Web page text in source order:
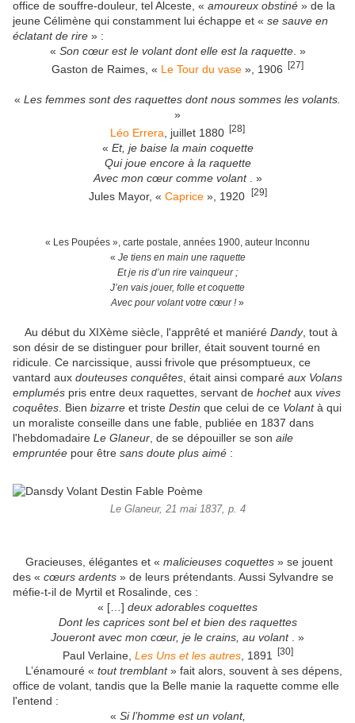
office de souffre-douleur, tel Alceste, « amoureux obstiné » de la
jeune Célimène qui constamment lui échappe et « se sauve en
éclatant de rire » :
« Son cœur est le volant dont elle est la raquette. »
Gaston de Raimes, « Le Tour du vase », 1906 [27]
« Les femmes sont des raquettes dont nous sommes les volants.
»
Léo Errera , juillet 1880 [28]
« Et, je baise la main coquette
Qui joue encore à la raquette
Avec mon cœur comme volant. »
Jules Mayor, « Caprice», 1920 [29]
« Les Poupées », carte postale, années 1900, auteur Inconnu
« Je tiens en main une raquette
Et je ris d’un rire vainqueur ;
J’en vais jouer, folle et coquette
Avec pour volant votre cœur !»
Au début du XIXème siècle, l'apprêté et maniéré Dandy, tout à
son désir de se distinguer pour briller, était souvent tourné en
ridicule. Ce narcissique, aussi frivole que présomptueux, ce
vantard aux douteuses conquêtes, était ainsi comparé aux Volans
emplumés pris entre deux raquettes, servant de hochetaux vives
coquêtes. Bien bizarre et triste Destin que celui de ce Volantà qui
un moraliste conseille dans une fable, publiée en 1837 dans
l'hebdomadaire Le Glaneur, de se dépouiller se son aile
empruntée pour être sans doute plus aimé :
Le Glaneur, 21 mai 1837, p. 4
Gracieuses, élégantes et « malicieuses coquettes » se jouent
des « cœurs ardents » de leurs prétendants. Aussi Sylvandre se
méfie-t-il de Myrtil et Rosalinde, ces :
« […] deux adorables coquettes
Dont les caprices sont bel et bien des raquettes
Joueront avec mon cœur, je le crains, au volant. »
Paul Verlaine, Les Uns et les autres, 1891 [30]
L’énamouré « tout tremblant» fait alors, souvent à ses dépens,
office de volant, tandis que la Belle manie la raquette comme elle
l'entend :
« Si l’homme est un volant,